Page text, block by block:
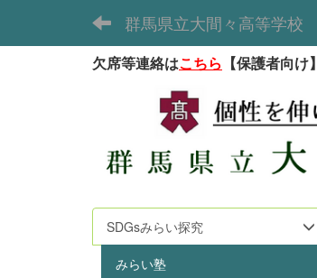
群馬県立大間々高等学校
欠席等連絡はこちら 【保護者向け】
SDGsみらい探究
みらい塾